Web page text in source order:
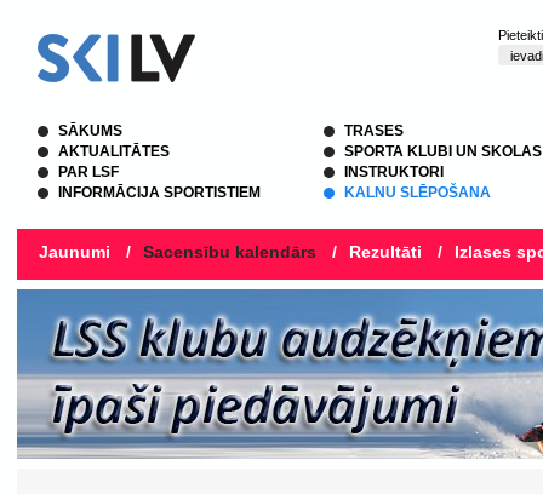
SĀKUMS
AKTUALITĀTES
PAR LSF
INFORMĀCIJA SPORTISTIEM
TRASES
SPORTA KLUBI UN SKOLAS
INSTRUKTORI
KALNU SLĒPOŠANA
Jaunumi / Sacensību kalendārs / Rezultāti / Izlases